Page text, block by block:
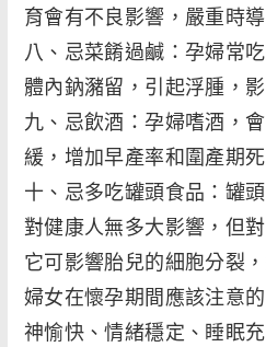
育會有不良影響，嚴重時
八、忌菜餚過鹹：孕婦常
體內鈉瀦留，引起浮腫，
九、忌飲酒：孕婦嗜酒，
緩，增加早產率和圍產期
十、忌多吃罐頭食品：罐
對健康人無多大影響，但
它可影響胎兒的細胞分裂
婦女在懷孕期間應該注意
神愉快、情緒穩定、睡眠